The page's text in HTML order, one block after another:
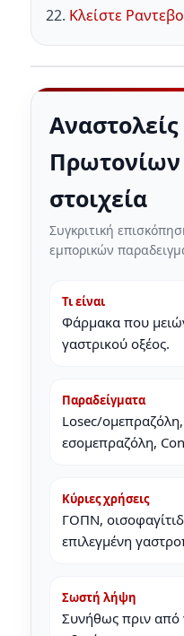
Κλείστε
Πρωτονίων
στοιχεία
Συγκριτική
εμπορικών
Τι είναι
Φάρμακα που
γαστρικού οξέος.
Παραδείγματα
Losec/
εσομεπραζόλη,
Κύριες χρήσεις
ΓΟΠΝ,
επιλεγμένη
Σωστή λήψη
Συνήθως πριν